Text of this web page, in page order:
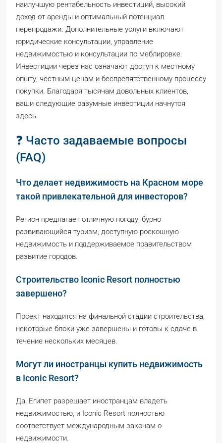
наилучшую рентабельность инвестиций, высокий
доход от аренды и оптимальный потенциал
перепродажи. Дополнительные услуги включают
юридические консультации, управление
недвижимостью и консультации по меблировке.
Инвестиции через нас означают доступ к местному
опыту, честным ценам и беспрепятственному процессу
покупки. Благодаря тысячам довольных клиентов,
ваши следующие разумные инвестиции начнутся
здесь.
❓ Часто задаваемые вопросы
(FAQ)
Что делает недвижимость на Красном море
такой привлекательной для инвесторов?
Регион предлагает отличную погоду, бурно
развивающийся туризм, доступную роскошную
недвижимость и поддерживаемое правительством
развитие городов.
Строительство Iconic Resort полностью
завершено?
Проект находится на финальной стадии строительства,
некоторые блоки уже завершены и готовы к сдаче в
течение нескольких месяцев.
Могут ли иностранцы купить недвижимость
в Iconic Resort?
Да, Египет разрешает иностранцам владеть
недвижимостью, и Iconic Resort полностью
соответствует международным законам о
недвижимости.